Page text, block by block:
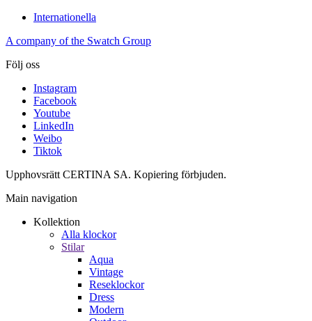
Internationella
A company of the Swatch Group
Följ oss
Instagram
Facebook
Youtube
LinkedIn
Weibo
Tiktok
Upphovsrätt CERTINA SA. Kopiering förbjuden.
Main navigation
Kollektion
Alla klockor
Stilar
Aqua
Vintage
Reseklockor
Dress
Modern